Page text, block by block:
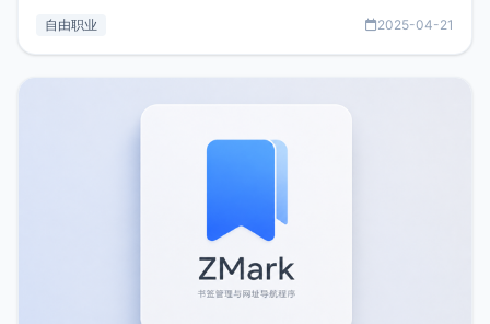
了我的首个产品ImgURL的真实数据和产品现状。自我介绍大
自由职业 2025-04-21